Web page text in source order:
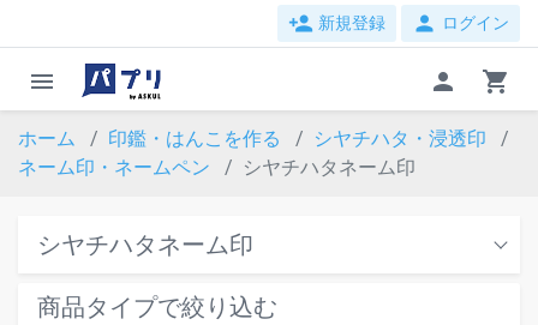
person_add 新規登録 person ログイン
menu person shopping_cart
ホーム 印鑑・はんこを作る
シヤチハタ・浸透印
ネーム印・ネームペン
シヤチハタネーム印
シヤチハタネーム印
商品タイプで絞り込む